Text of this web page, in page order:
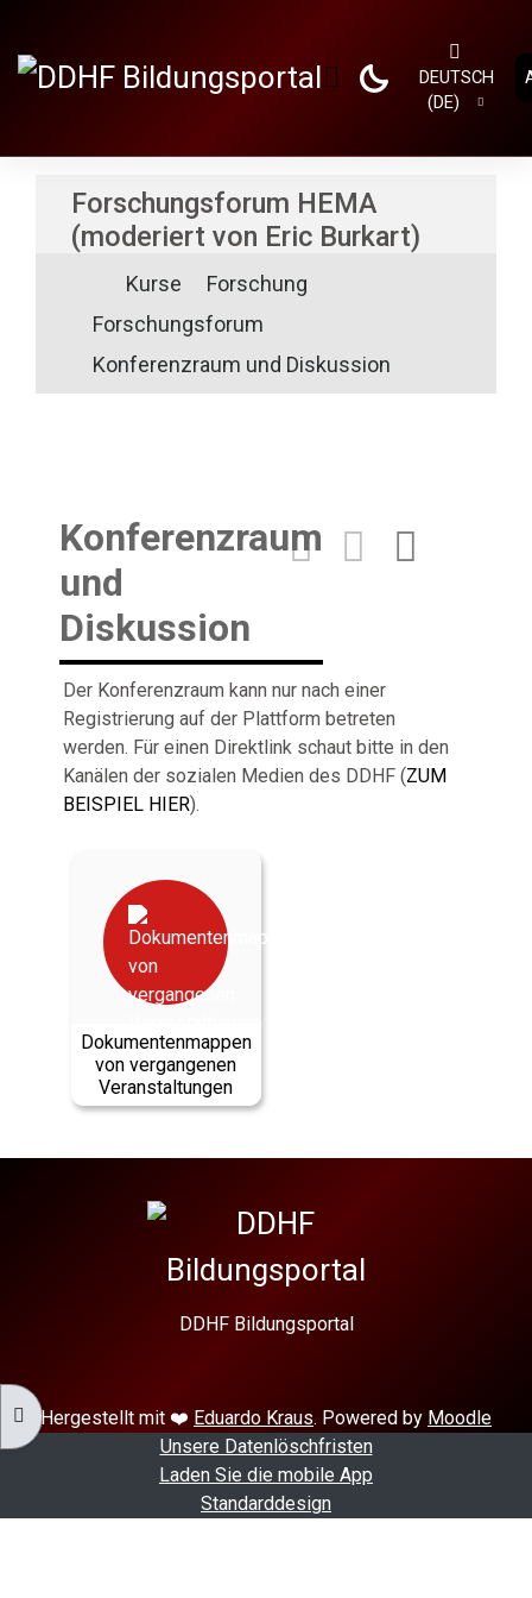
WEBSITE-ÜBERSICHT
DEUTSCH
‎(DE)‎
KURSINDEX ÖFFNEN
Forschungsforum HEMA
(moderiert von Eric Burkart)
Kurse
Forschung
Forschungsforum
Konferenzraum und Diskussion
Konferenzraum
und
Diskussion
Der Konferenzraum kann nur nach einer
Registrierung auf der Plattform betreten
werden. Für einen Direktlink schaut bitte in den
Kanälen der sozialen Medien des DDHF (ZUM
BEISPIEL HIER).
Dokumentenmappen
von vergangenen
Veranstaltungen
DDHF Bildungsportal
Hergestellt mit ❤️ Eduardo Kraus. Powered by Moodle
Unsere Datenlöschfristen
Laden Sie die mobile App
Standarddesign